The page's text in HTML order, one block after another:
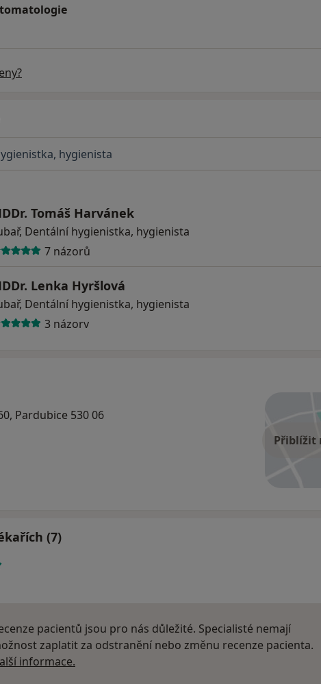
hygienista
Tomáš Harvánek
Dentální hygienistka, hygienista
7 názorů
Lenka Hyršlová
Dentální hygienistka, hygienista
3 názory
Přiblížit
Pardubice 530 06
(7)
pacientů jsou pro nás důležité. Specialisté nemají
zaplatit za odstranění nebo změnu recenze pacienta.
informace.